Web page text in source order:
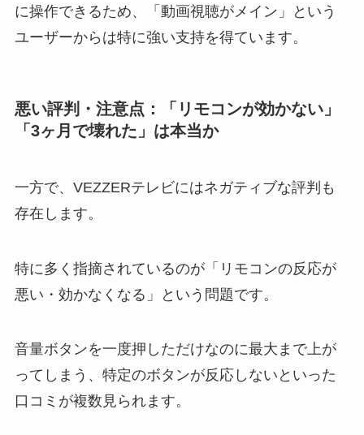
に操作できるため、「動画視聴がメイン」という
ユーザーからは特に強い支持を得ています。
悪い評判・注意点：「リモコンが効かない」
「3ヶ月で壊れた」は本当か
一方で、VEZZERテレビにはネガティブな評判も
存在します。
特に多く指摘されているのが「リモコンの反応が
悪い・効かなくなる」という問題です。
音量ボタンを一度押しただけなのに最大まで上が
ってしまう、特定のボタンが反応しないといった
口コミが複数見られます。